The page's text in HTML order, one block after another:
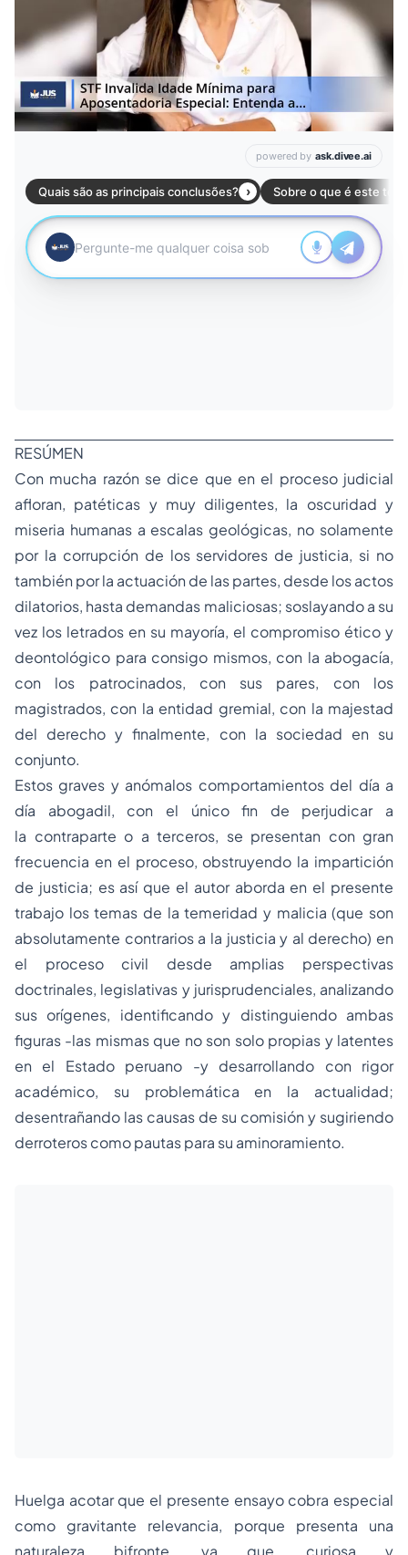
RESÚMEN
Con mucha razón se dice que en el proceso judicial
afloran, patéticas y muy diligentes, la oscuridad y
miseria humanas a escalas geológicas, no solamente
por la corrupción de los servidores de justicia, si no
también por la actuación de las partes, desde los actos
dilatorios, hasta demandas maliciosas; soslayando a su
vez los letrados en su mayoría, el compromiso ético y
deontológico para consigo mismos, con la abogacía,
con los patrocinados, con sus pares, con los
magistrados, con la entidad gremial, con la majestad
del derecho y finalmente, con la sociedad en su
conjunto.
Estos graves y anómalos comportamientos del día a
día abogadil, con el único fin de perjudicar a
la contraparte o a terceros, se presentan con gran
frecuencia en el proceso, obstruyendo la impartición
de justicia; es así que el autor aborda en el presente
trabajo los temas de la temeridad y malicia (que son
absolutamente contrarios a la justicia y al derecho) en
el proceso civil desde amplias perspectivas
doctrinales, legislativas y jurisprudenciales, analizando
sus orígenes, identificando y distinguiendo ambas
figuras -las mismas que no son solo propias y latentes
en el Estado peruano -y desarrollando con rigor
académico, su problemática en la actualidad;
desentrañando las causas de su comisión y sugiriendo
derroteros como pautas para su aminoramiento.
Huelga acotar que el presente ensayo cobra especial
como gravitante relevancia, porque presenta una
naturaleza bifronte, ya que, curiosa y